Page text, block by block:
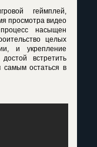
геймплей,
просмотра видео
насыщен
целых
и укрепление
встретить
самым остаться в